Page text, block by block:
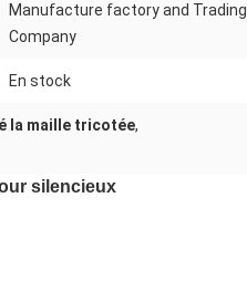
Manufacture factory and Trading
Company
En stock
la maille tricotée,
silencieux